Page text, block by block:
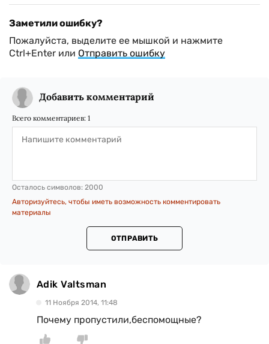
Заметили ошибку?
Пожалуйста, выделите ее мышкой и нажмите
Ctrl+Enter или Отправить ошибку
Добавить комментарий
Всего комментариев: 1
Осталось символов: 2000
Авторизуйтесь, чтобы иметь возможность комментировать
материалы
ОТПРАВИТЬ
Adik Valtsman
11 Ноября 2014, 11:48
Почему пропустили,беспомощные?